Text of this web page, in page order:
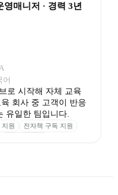
매니저 · 경력 3년
로 시작해 자체 교육
회사 중 고객이 반응
유일한 팀입니다.
지원
전자책 구독 지원